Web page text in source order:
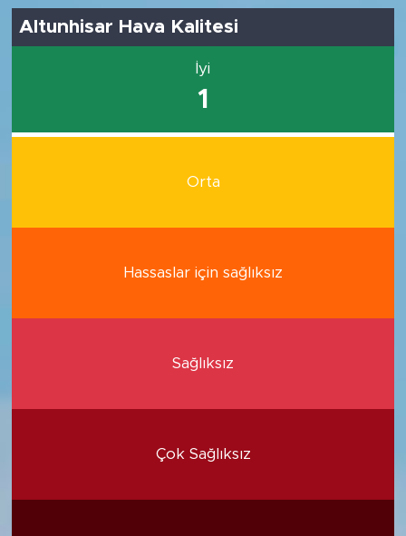
Altunhisar Hava Kalitesi
İyi
1
Orta
Hassaslar için sağlıksız
Sağlıksız
Çok Sağlıksız